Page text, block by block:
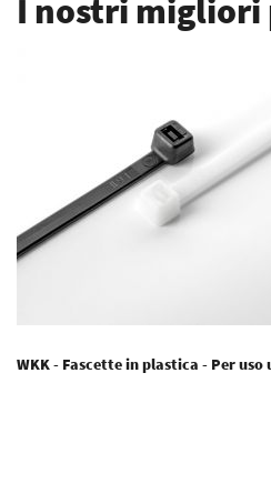
I nostri
WKK - Fascette in plastica - Per uso